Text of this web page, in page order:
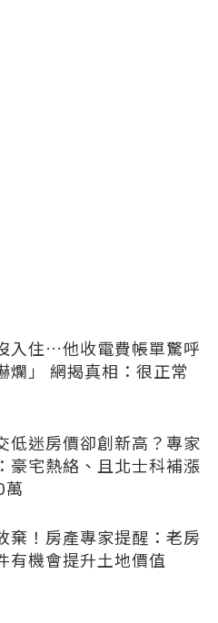
入住…他收電費帳單驚呼
爛」 網揭真相：很正常
低迷房價卻創新高？專家
豪宅熱絡、且北士科補漲
萬
棄！房產專家提醒：老房
有機會提升土地價值